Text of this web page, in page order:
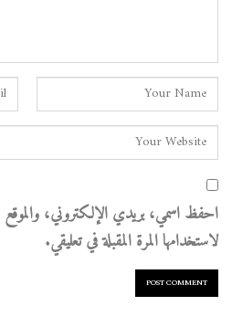
احفظ اسمي، بريدي الإلكتروني،
لاستخدامها المرة المقبلة في تعليقي.